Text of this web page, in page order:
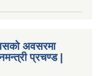
अवसरमा
प्रचण्ड |